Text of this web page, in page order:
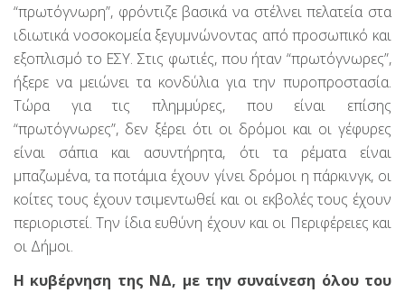
“πρωτόγνωρη”, φρόντιζε βασικά να στέλνει πελατεία στα
ιδιωτικά νοσοκομεία ξεγυμνώνοντας από προσωπικό και
εξοπλισμό το ΕΣΥ. Στις φωτιές, που ήταν “πρωτόγνωρες”,
ήξερε να μειώνει τα κονδύλια για την πυροπροστασία.
Τώρα για τις πλημμύρες, που είναι επίσης
“πρωτόγνωρες”, δεν ξέρει ότι οι δρόμοι και οι γέφυρες
είναι σάπια και ασυντήρητα, ότι τα ρέματα είναι
μπαζωμένα, τα ποτάμια έχουν γίνει δρόμοι η πάρκινγκ, οι
κοίτες τους έχουν τσιμεντωθεί και οι εκβολές τους έχουν
περιοριστεί. Την ίδια ευθύνη έχουν και οι Περιφέρειες και
οι Δήμοι.
Η κυβέρνηση της ΝΔ, με την συναίνεση όλου του